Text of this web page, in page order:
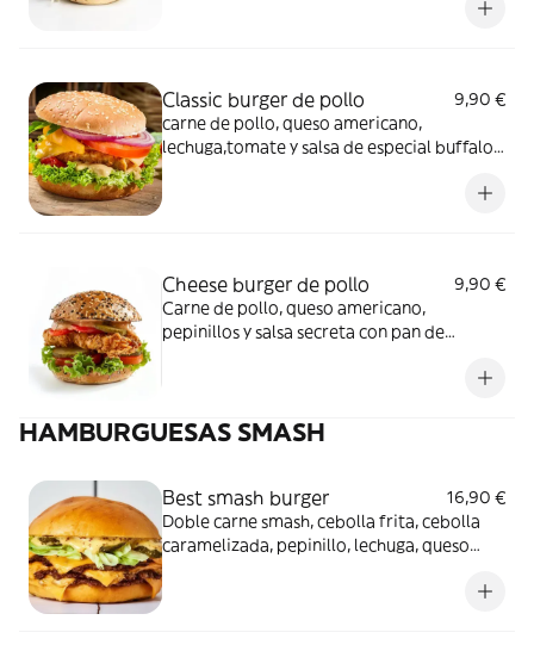
Classic burger de pollo
9,90 €
carne de pollo, queso americano,
lechuga,tomate y salsa de especial buffalo
Cheese burger de pollo
9,90 €
Carne de pollo, queso americano,
pepinillos y salsa secreta con pan de
HAMBURGUESAS SMASH
Best smash burger
16,90 €
Doble carne smash, cebolla frita, cebolla
caramelizada, pepinillo, lechuga, queso